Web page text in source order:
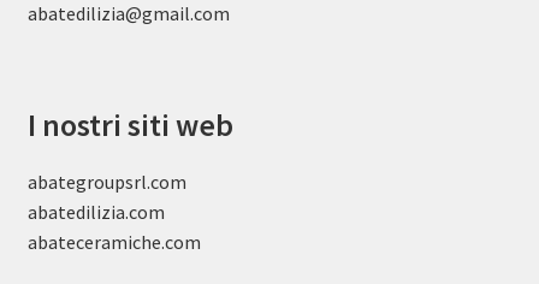
abatedilizia@gmail.com
I nostri siti web
abategroupsrl.com
abatedilizia.com
abateceramiche.com